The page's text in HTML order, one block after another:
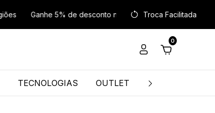
Ganhe 5% de desconto no PIX Entregamos para todo o
Troca Facilitada
0
TECNOLOGIAS OUTLET TROCA FÁCIL